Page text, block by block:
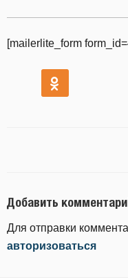
[mailerlite_form
Добавить
Для отправки
авторизоваться